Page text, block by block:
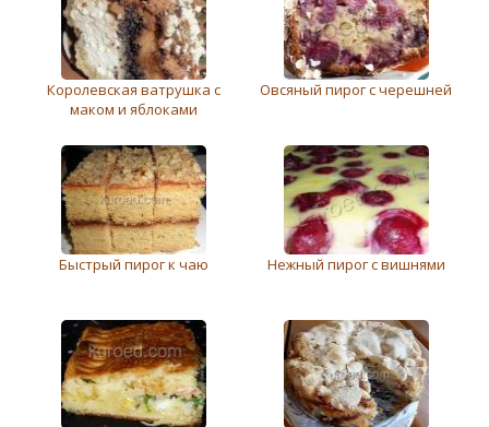
Королевская ватрушка с
маком и яблоками
Овсяный пирог с черешней
Быстрый пирог к чаю Нежный пирог с вишнями